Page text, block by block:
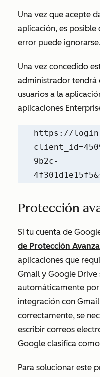
Una vez que acepte
aplicación, es posible
error puede ignorarse.
Una vez concedido
administrador tendrá
usuarios a la
aplicaciones
https://
9b2c-
Protección
Si tu cuenta de
de Protección
aplicaciones que
Gmail y Google Drive
automáticamente
integración con
correctamente, se
escribir correos
Google clasifica
Para solucionar este